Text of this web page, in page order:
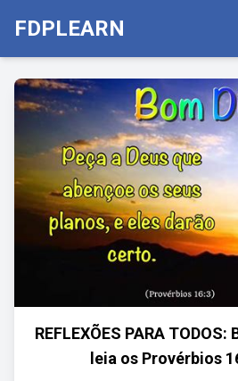
FDPLEARN
REFLEXÕES PARA
leia os Provérbios